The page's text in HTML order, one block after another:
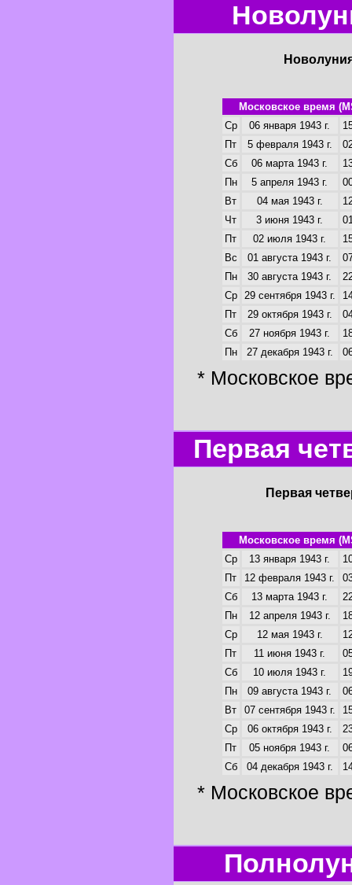
Московское время
Ср
06 января 1943 г.
Пт
5 февраля 1943 г.
Сб
06 марта 1943 г.
Пн
5 апреля 1943 г.
Вт
04 мая 1943 г.
Чт
3 июня 1943 г.
Пт
02 июля 1943 г.
Вс
01 августа 1943 г.
Пн
30 августа 1943 г.
Ср
29 сентября 1943 г.
Пт
29 октября 1943 г.
Сб
27 ноября 1943 г.
Пн
27 декабря 1943 г.
* Московское
Первая
Первая
Московское время
Ср
13 января 1943 г.
Пт
12 февраля 1943 г.
Сб
13 марта 1943 г.
Пн
12 апреля 1943 г.
Ср
12 мая 1943 г.
Пт
11 июня 1943 г.
Сб
10 июля 1943 г.
Пн
09 августа 1943 г.
Вт
07 сентября 1943 г.
Ср
06 октября 1943 г.
Пт
05 ноября 1943 г.
Сб
04 декабря 1943 г.
* Московское